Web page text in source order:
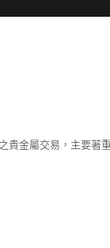
金屬交易，主要著